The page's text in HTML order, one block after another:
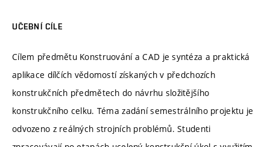
UČEBNÍ CÍLE
Cílem předmětu Konstruování a CAD je syntéza a praktická
aplikace dílčích vědomostí získaných v předchozích
konstrukčních předmětech do návrhu složitějšího
konstrukčního celku. Téma zadání semestrálního projektu je
odvozeno z reálných strojních problémů. Studenti